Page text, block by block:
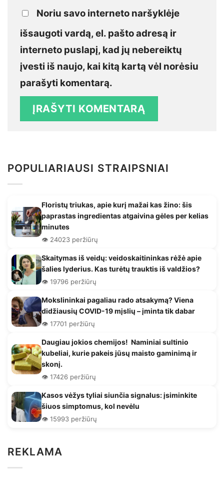
Noriu savo interneto naršyklėje
išsaugoti vardą, el. pašto adresą ir
interneto puslapį, kad jų nebereiktų
įvesti iš naujo, kai kitą kartą vėl norėsiu
parašyti komentarą.
POPULIARIAUSI STRAIPSNIAI
Floristų triukas, apie kurį mažai kas žino: šis
paprastas ingredientas atgaivina gėles per kelias
minutes
👁️ 24023 peržiūrų
Skaitymas iš veidų: veidoskaitininkas rėžė apie
šalies lyderius. Kas turėtų trauktis iš valdžios?
👁️ 19796 peržiūrų
Mokslininkai pagaliau rado atsakymą? Viena
didžiausių COVID-19 mįslių – įminta tik dabar
👁️ 17701 peržiūrų
Daugiau jokios chemijos! Naminiai sultinio
kubeliai, kurie pakeis jūsų maisto gaminimą ir
skonį.
👁️ 17426 peržiūrų
Kasos vėžys tyliai siunčia signalus: įsiminkite
šiuos simptomus, kol nevėlu
👁️ 15993 peržiūrų
REKLAMA